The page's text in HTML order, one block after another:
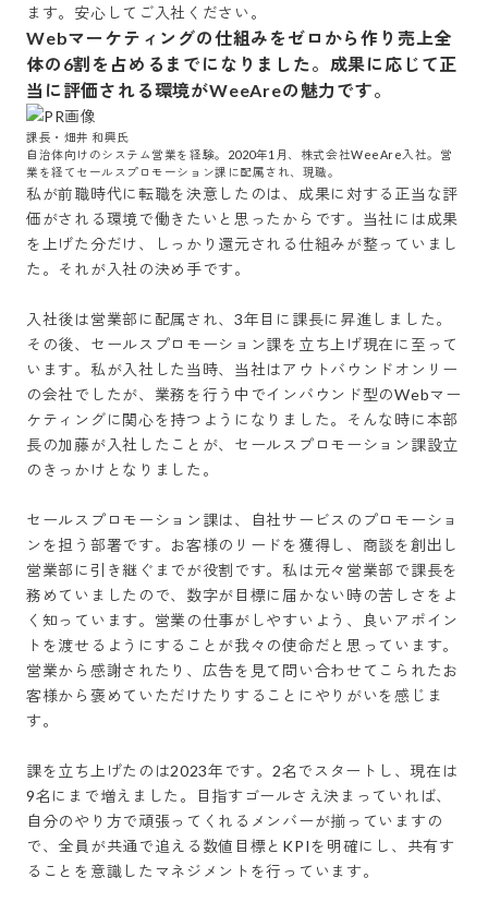
ます。安心してご入社ください。
Webマーケティングの仕組みをゼロから作り売上全
体の6割を占めるまでになりました。成果に応じて正
当に評価される環境がWeeAreの魅力です。
課長・畑井 和興氏
自治体向けのシステム営業を経験。2020年1月、株式会社WeeAre入社。営
業を経てセールスプロモーション課に配属され、現職。
私が前職時代に転職を決意したのは、成果に対する正当な評
価がされる環境で働きたいと思ったからです。当社には成果
を上げた分だけ、しっかり還元される仕組みが整っていまし
た。それが入社の決め手です。
入社後は営業部に配属され、3年目に課長に昇進しました。
その後、セールスプロモーション課を立ち上げ現在に至って
います。私が入社した当時、当社はアウトバウンドオンリー
の会社でしたが、業務を行う中でインバウンド型のWebマー
ケティングに関心を持つようになりました。そんな時に本部
長の加藤が入社したことが、セールスプロモーション課設立
のきっかけとなりました。
セールスプロモーション課は、自社サービスのプロモーショ
ンを担う部署です。お客様のリードを獲得し、商談を創出し
営業部に引き継ぐまでが役割です。私は元々営業部で課長を
務めていましたので、数字が目標に届かない時の苦しさをよ
く知っています。営業の仕事がしやすいよう、良いアポイン
トを渡せるようにすることが我々の使命だと思っています。
営業から感謝されたり、広告を見て問い合わせてこられたお
客様から褒めていただけたりすることにやりがいを感じま
す。
課を立ち上げたのは2023年です。2名でスタートし、現在は
9名にまで増えました。目指すゴールさえ決まっていれば、
自分のやり方で頑張ってくれるメンバーが揃っていますの
で、全員が共通で追える数値目標とKPIを明確にし、共有す
ることを意識したマネジメントを行っています。